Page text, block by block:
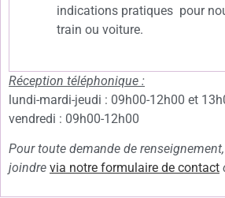
indications pratiques pour
train ou voiture.
Réception téléphonique :
lundi-mardi-jeudi : 09h00-12h00 et
vendredi : 09h00-12h00
Pour toute demande de
joindre via notre formulaire de contact